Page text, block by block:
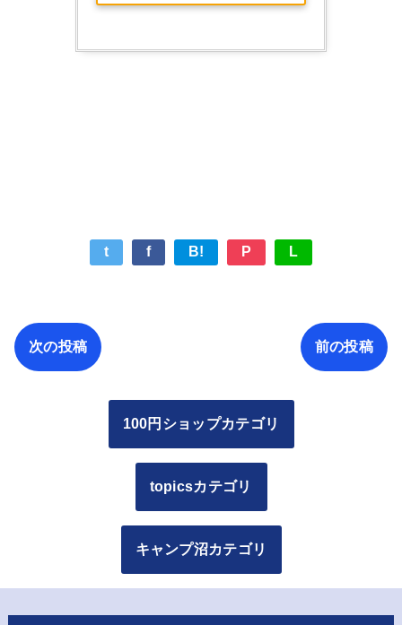
t f B! P L
次の投稿 前の投稿
100円ショップカテゴリ
topicsカテゴリ
キャンプ沼カテゴリ